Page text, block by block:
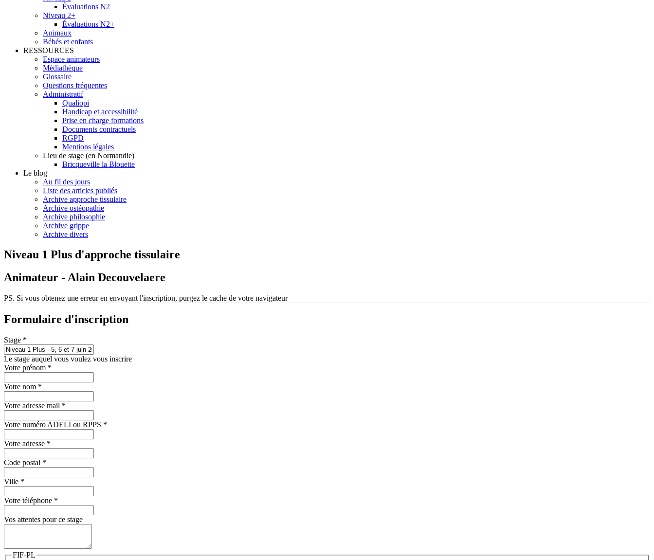
Évaluations N2
Niveau 2+
Évaluations N2+
Animaux
Bébés et enfants
RESSOURCES
Espace animateurs
Médiathèque
Glossaire
Questions fréquentes
Administratif
Qualiopi
Handicap et accessibilité
Prise en charge formations
Documents contractuels
RGPD
Mentions légales
Lieu de stage (en Normandie)
Bricqueville la Blouette
Le blog
Au fil des jours
Liste des articles publiés
Archive approche tissulaire
Archive ostéopathie
Archive philosophie
Archive grippe
Archive divers
Niveau 1 Plus d'approche tissulaire
Animateur - Alain Decouvelaere
PS. Si vous obtenez une erreur en envoyant l'inscription, purgez le cache de votre navigateur
Formulaire d'inscription
Stage *
Le stage auquel vous voulez vous inscrire
Votre prénom *
Votre nom *
Votre adresse mail *
Votre numéro ADELI ou RPPS *
Votre adresse *
Code postal *
Ville *
Votre téléphone *
Vos attentes pour ce stage
FIF-PL